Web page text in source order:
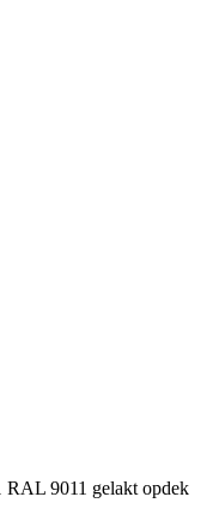
9011 gelakt opdek